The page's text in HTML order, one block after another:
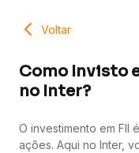
Voltar
Como Invisto
no Inter?
O investimento em FII
ações. Aqui no Inter,